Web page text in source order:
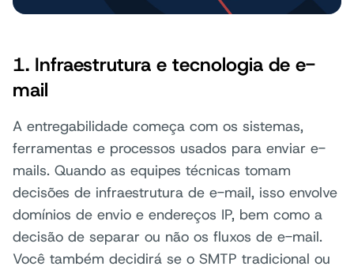
1. Infraestrutura e tecnologia de e-
mail
A entregabilidade começa com os sistemas,
ferramentas e processos usados para enviar e-
mails. Quando as equipes técnicas tomam
decisões de infraestrutura de e-mail, isso envolve
domínios de envio e endereços IP, bem como a
decisão de separar ou não os fluxos de e-mail.
Você também decidirá se o SMTP tradicional ou